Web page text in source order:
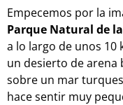
Empecemos por la
Parque Natural de
a lo largo de unos 10
un desierto de arena
sobre un mar
hace sentir muy